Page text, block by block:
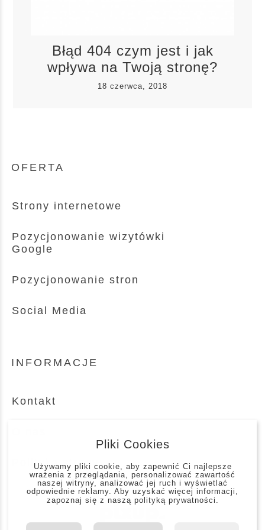
Błąd 404 czym jest i jak
wpływa na Twoją stronę?
18 czerwca, 2018
OFERTA
Strony internetowe
Pozycjonowanie wizytówki
Google
Pozycjonowanie stron
Social Media
INFORMACJE
Kontakt
Polityka strony
Pliki Cookies
Używamy pliki cookie, aby zapewnić Ci najlepsze
wrażenia z przeglądania, personalizować zawartość
naszej witryny, analizować jej ruch i wyświetlać
odpowiednie reklamy. Aby uzyskać więcej informacji,
zapoznaj się z naszą polityką prywatności .